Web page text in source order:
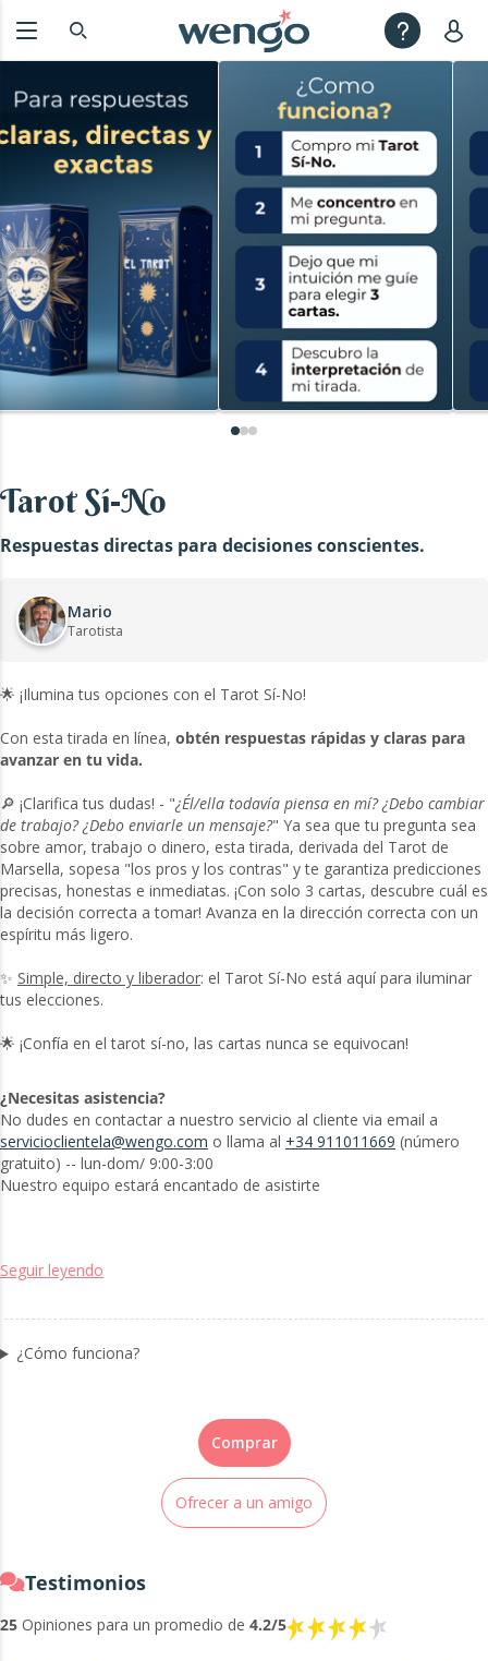
Tarot Sí-No
Respuestas directas para decisiones conscientes.
Mario
Tarotista
🌟 ¡Ilumina tus opciones con el Tarot Sí-No!
Con esta tirada en línea, obtén respuestas rápidas y claras para
avanzar en tu vida.
🔎 ¡Clarifica tus dudas! - "¿Él/ella todavía piensa en mí? ¿Debo cambiar
de trabajo? ¿Debo enviarle un mensaje?" Ya sea que tu pregunta sea
sobre amor, trabajo o dinero, esta tirada, derivada del Tarot de
Marsella, sopesa "los pros y los contras" y te garantiza predicciones
precisas, honestas e inmediatas. ¡Con solo 3 cartas, descubre cuál es
la decisión correcta a tomar! Avanza en la dirección correcta con un
espíritu más ligero.
✨ Simple, directo y liberador: el Tarot Sí-No está aquí para iluminar
tus elecciones.
🌟 ¡Confía en el tarot sí-no, las cartas nunca se equivocan!
¿Necesitas asistencia?
No dudes en contactar a nuestro servicio al cliente via email a
servicioclientela@wengo.com o llama al +34 911011669
gratuito) -- lun-dom/ 9:00-3:00
Nuestro equipo estará encantado de asistirte
Seguir leyendo
¿Cómo funciona?
Comprar
Ofrecer a un amigo
Testimonios
25 Opiniones para un promedio de 4.2/5